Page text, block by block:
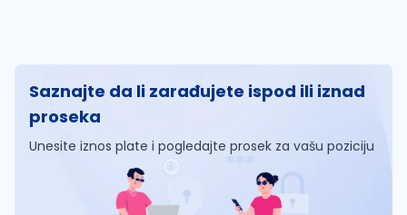
Saznajte da li zarađujete ispod ili iznad
proseka
Unesite iznos plate i pogledajte prosek za vašu poziciju